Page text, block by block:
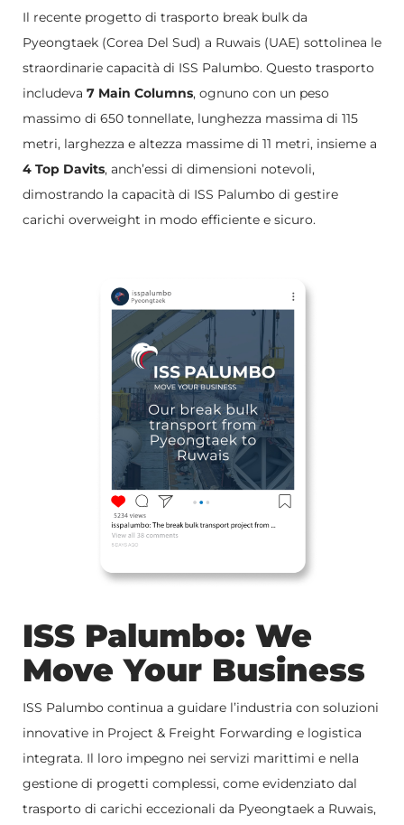
Il recente progetto di trasporto break bulk da
Pyeongtaek (Corea Del Sud) a Ruwais (UAE) sottolinea le
straordinarie capacità di ISS Palumbo. Questo trasporto
includeva 7 Main Columns, ognuno con un peso
massimo di 650 tonnellate, lunghezza massima di 115
metri, larghezza e altezza massime di 11 metri, insieme a
4 Top Davits, anch’essi di dimensioni notevoli,
dimostrando la capacità di ISS Palumbo di gestire
carichi overweight in modo efficiente e sicuro.
ISS Palumbo: We
Move Your Business
ISS Palumbo continua a guidare l’industria con soluzioni
innovative in Project & Freight Forwarding e logistica
integrata. Il loro impegno nei servizi marittimi e nella
gestione di progetti complessi, come evidenziato dal
trasporto di carichi eccezionali da Pyeongtaek a Ruwais,